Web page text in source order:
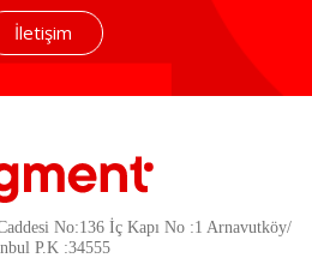
İletişim
No:136 İç Kapı No :1 Arnavutköy/
P.K :34555